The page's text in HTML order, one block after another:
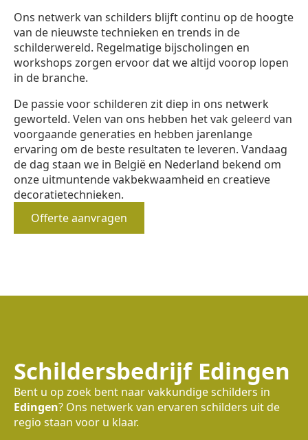
Ons netwerk van schilders blijft continu op de hoogte
van de nieuwste technieken en trends in de
schilderwereld. Regelmatige bijscholingen en
workshops zorgen ervoor dat we altijd voorop lopen
in de branche.
De passie voor schilderen zit diep in ons netwerk
geworteld. Velen van ons hebben het vak geleerd van
voorgaande generaties en hebben jarenlange
ervaring om de beste resultaten te leveren. Vandaag
de dag staan we in België en Nederland bekend om
onze uitmuntende vakbekwaamheid en creatieve
decoratietechnieken.
Offerte aanvragen
Schildersbedrijf Edingen
Bent u op zoek bent naar vakkundige schilders in
Edingen? Ons netwerk van ervaren schilders uit de
regio staan voor u klaar.